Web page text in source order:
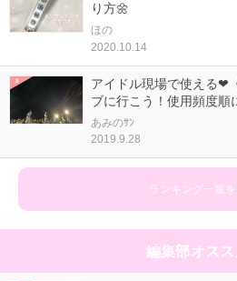
り方🌼
ほの
2020.10.14
アイドル現場で使える❤
ブに行こう！使用頻度順
あみのｻﾝ
2019.9.28
ランキング一覧
編集部オス